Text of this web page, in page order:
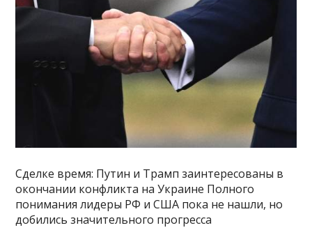
Сделке время: Путин и Трамп заинтересованы в
окончании конфликта на Украине Полного
понимания лидеры РФ и США пока не нашли, но
добились значительного прогресса